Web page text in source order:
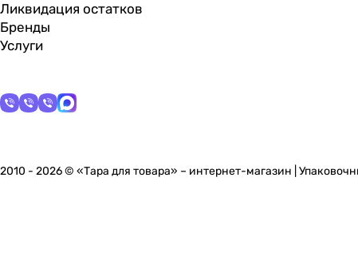
Ликвидация остатков
Бренды
Услуги
2010 - 2026 © «Тара для товара» – интернет-магазин |